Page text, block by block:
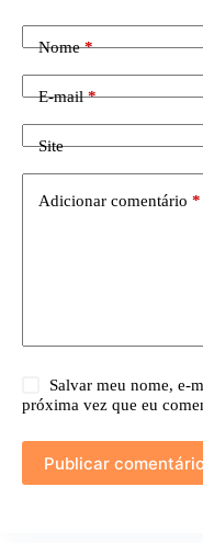
Nome*
E-mail*
Site
Adicionar comentário *
Salvar meu nome, e-
próxima vez que eu
Publicar